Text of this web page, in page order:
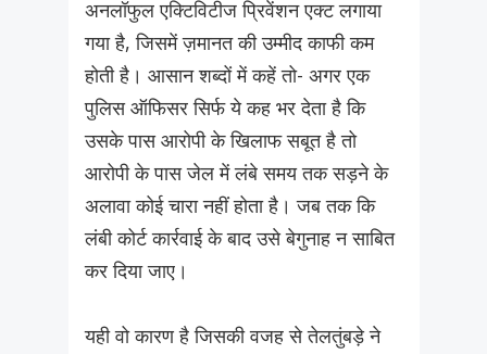
अनलॉफुल एक्टिविटीज प्रिवेंशन एक्ट लगाया
गया है, जिसमें ज़मानत की उम्मीद काफी कम
होती है। आसान शब्दों में कहें तो- अगर एक
पुलिस ऑफिसर सिर्फ ये कह भर देता है कि
उसके पास आरोपी के खिलाफ सबूत है तो
आरोपी के पास जेल में लंबे समय तक सड़ने के
अलावा कोई चारा नहीं होता है। जब तक कि
लंबी कोर्ट कार्रवाई के बाद उसे बेगुनाह न साबित
कर दिया जाए।
यही वो कारण है जिसकी वजह से तेलतुंबड़े ने